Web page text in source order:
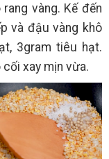
vàng. Kế đến
và đậu vàng khô
3gram tiêu hạt.
xay mịn vừa.